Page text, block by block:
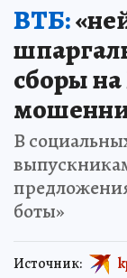
ВТБ:
сборы
В
боты»
Источник: